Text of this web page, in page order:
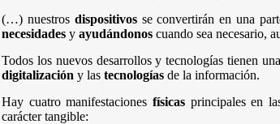
(…) nuestros dispositivosse convertirán en una
necesidades yayudándonos cuando sea necesario,
Todos los nuevos desarrollos y tecnologías tienen
digitalización y lastecnologías de la información.
Hay cuatro manifestacionesfísicas principales en
carácter tangible: